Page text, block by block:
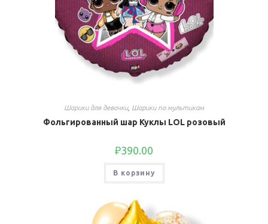
Шарики для девочки, Шарики по мультикам
Фольгированный шар Куклы LOL розовый
₽390.00
В корзину